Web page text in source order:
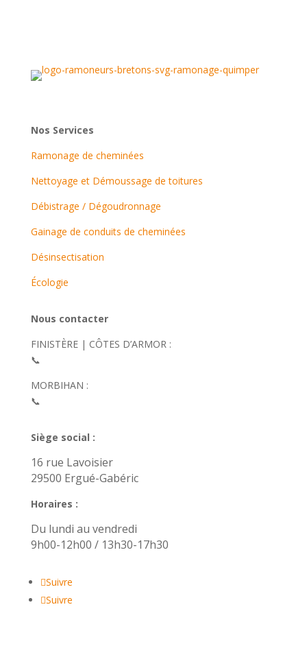
Nos Services
Ramonage de cheminées
Nettoyage et Démoussage de toitures
Débistrage / Dégoudronnage
Gainage de conduits de cheminées
Désinsectisation
Écologie
Nous contacter
FINISTÈRE | CÔTES D’ARMOR :
📞
MORBIHAN :
📞
Siège social :
16 rue Lavoisier
29500 Ergué-Gabéric
Horaires :
Du lundi au vendredi
9h00-12h00 / 13h30-17h30
Suivre
Suivre